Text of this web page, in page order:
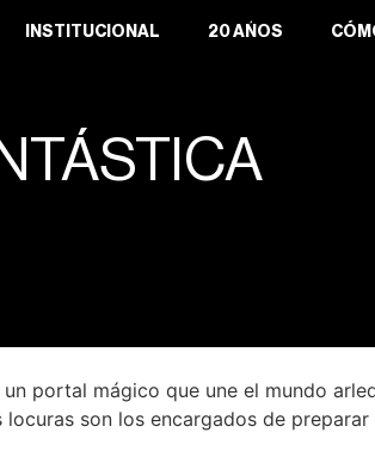
INSTITUCIONAL 20 AÑOS
portal mágico que une el mundo
son los encargados de